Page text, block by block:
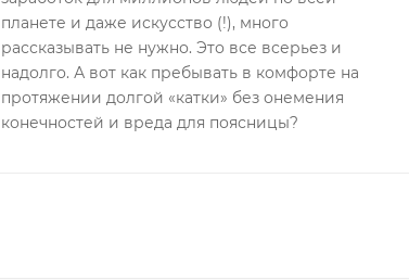
планете и даже искусство (!), много
рассказывать не нужно. Это все всерьез и
надолго. А вот как пребывать в комфорте на
протяжении долгой «катки» без онемения
конечностей и вреда для поясницы?